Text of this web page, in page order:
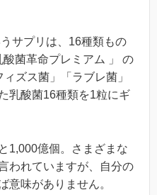
サプリは、16種類もの
菌革命プレミアム 」 の
ズス菌」「ラブレ菌」
乳酸菌16種類を1粒にギ
1,000億個。さまざまな
われていますが、自分の
意味がありません。